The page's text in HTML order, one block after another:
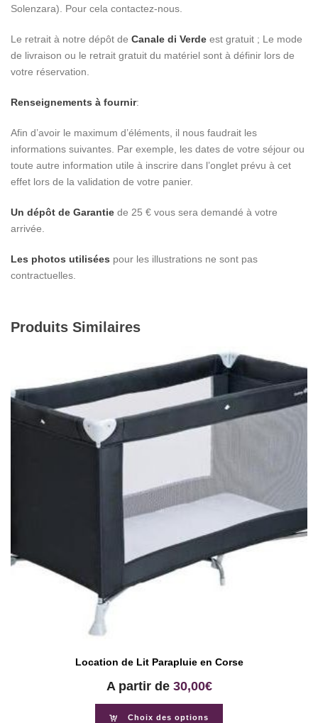
Solenzara). Pour cela contactez-nous.
Le retrait à notre dépôt de Canale di Verde est gratuit ; Le mode
de livraison ou le retrait gratuit du matériel sont à définir lors de
votre réservation.
Renseignements à fournir:
Afin d’avoir le maximum d’éléments, il nous faudrait les
informations suivantes. Par exemple, les dates de votre séjour ou
toute autre information utile à inscrire dans l’onglet prévu à cet
effet lors de la validation de votre panier.
Un dépôt de Garantie de 25 € vous sera demandé à votre
arrivée.
Les photos utilisées pour les illustrations ne sont pas
contractuelles.
Produits Similaires
Location de Lit Parapluie en Corse
A partir de 30,00€
Choix des options